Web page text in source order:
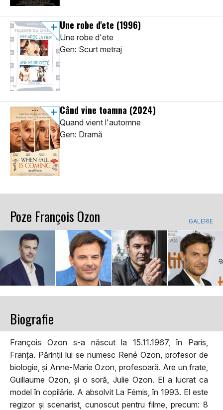
Une robe d'ete (1996)
Une robe d'ete
Gen: Scurt metraj
Când vine toamna (2024)
Quand vient l'automne
Gen: Dramă
Poze François Ozon GALERIE
Biografie
François Ozon s-a născut la 15.11.1967, în Paris,
Franța. Părinții lui se numesc René Ozon, profesor de
biologie, și Anne-Marie Ozon, profesoară. Are un frate,
Guillaume Ozon, și o soră, Julie Ozon. El a lucrat ca
model în copilărie. A absolvit La Fémis, în 1993. El este
regizor și scenarist, cunoscut pentru filme, precum: 8